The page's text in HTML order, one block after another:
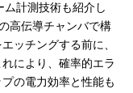
ム計測技術も紹介し
高伝導チャンバで構
ッチングする前に、
により、確率的エラ
の電力効率と性能も